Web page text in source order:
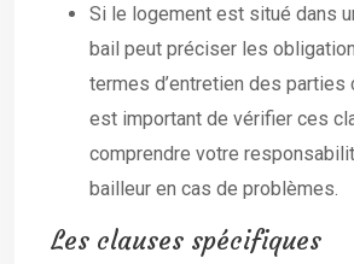
Si le logement est situé dans
bail peut préciser les
termes d’entretien des parties
est important de vérifier ces
comprendre votre
bailleur en cas de problèmes.
Les clauses spécifiques